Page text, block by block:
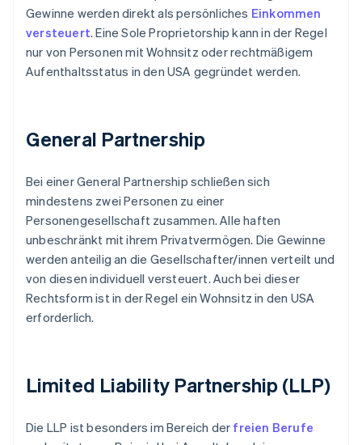
Gewinne werden direkt als persönliches Einkommen
versteuert. Eine Sole Proprietorship kann in der Regel
nur von Personen mit Wohnsitz oder rechtmäßigem
Aufenthaltsstatus in den USA gegründet werden.
General Partnership
Bei einer General Partnership schließen sich
mindestens zwei Personen zu einer
Personengesellschaft zusammen. Alle haften
unbeschränkt mit ihrem Privatvermögen. Die Gewinne
werden anteilig an die Gesellschafter/innen verteilt und
von diesen individuell versteuert. Auch bei dieser
Rechtsform ist in der Regel ein Wohnsitz in den USA
erforderlich.
Limited Liability Partnership (LLP)
Die LLP ist besonders im Bereich der freien Berufe